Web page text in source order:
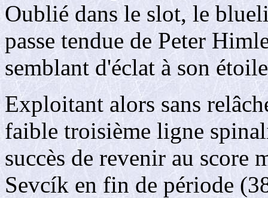
Oublié dans le slot, le
passe tendue de Peter
semblant d'éclat à son
Exploitant alors sans
faible troisième ligne
succès de revenir au
Sevcík en fin de période